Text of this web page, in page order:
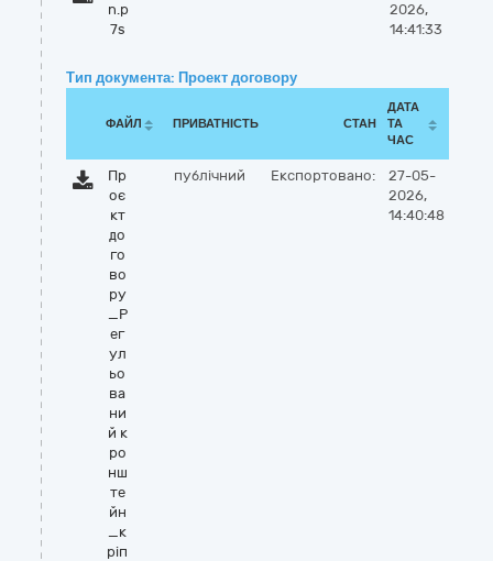
n.p
7s
2026,
14:41:33
Тип документа: Проект договору
ФАЙЛ ПРИВАТНІСТЬ СТАН
ДАТА
ТА
ЧАС
Пр
оє
кт
до
го
во
ру
_Р
ег
ул
ьо
ва
ни
й к
ро
нш
те
йн
_к
ріп
публічний Експортовано:
27-05-
2026,
14:40:48